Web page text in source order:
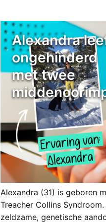
Alexandra
ongehinderd
met twee
Alexandra (31) is geboren
Treacher Collins Syndroom.
zeldzame, genetische